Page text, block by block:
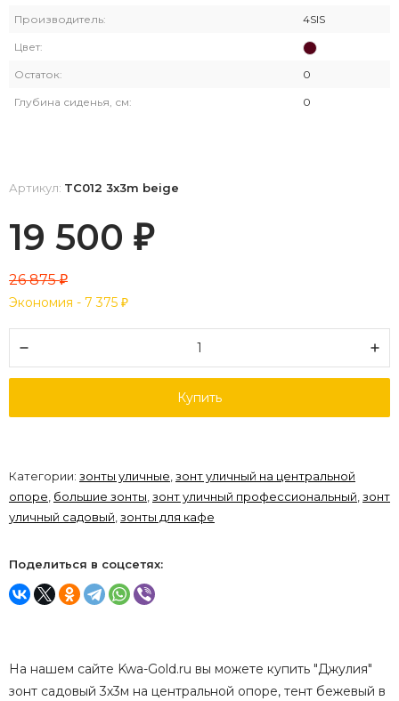
Производитель: 4SIS
Цвет:
Остаток: 0
Глубина сиденья, см: 0
Артикул: TC012 3x3m beige
19 500 ₽
26 875₽
Экономия - 7 375 ₽
Купить
Категории: зонты уличные,зонт уличный на центральной
опоре, большие зонты,зонт уличный профессиональный,зонт
уличный садовый,зонты для кафе
Поделиться в соцсетях:
На нашем сайте Kwa-Gold.ru вы можете купить "Джулия"
зонт садовый 3х3м на центральной опоре, тент бежевый в